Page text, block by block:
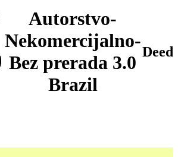
Autorstvo-
Nekomercijalno-
Bez prerada 3.0
Brazil
Deed